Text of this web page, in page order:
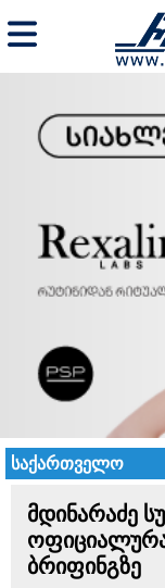
საქართველო
მდინარაძე
ბრიფინგზე